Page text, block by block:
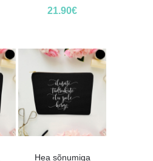
21.90€
Hea sõnumiga